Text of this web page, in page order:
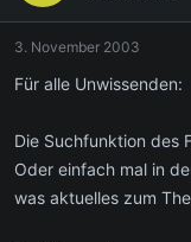
3. November 2003
Für alle Unwissenden:
Die Suchfunktion des
Oder einfach mal in
was aktuelles zum